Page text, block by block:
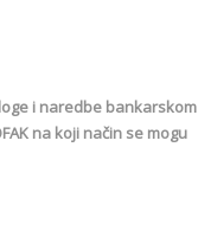
i naredbe bankarskom
na koji način se mogu